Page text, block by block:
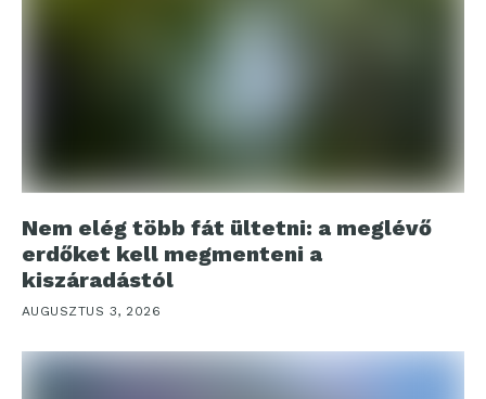
Nem elég több fát ültetni: a meglévő
erdőket kell megmenteni a
kiszáradástól
AUGUSZTUS 3, 2026